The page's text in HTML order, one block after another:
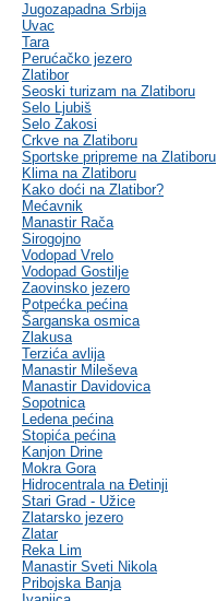
Jugozapadna Srbija
Uvac
Tara
Perućačko jezero
Zlatibor
Seoski turizam na Zlatiboru
Selo Ljubiš
Selo Zakosi
Crkve na Zlatiboru
Sportske pripreme na Zlatiboru
Klima na Zlatiboru
Kako doći na Zlatibor?
Mećavnik
Manastir Rača
Sirogojno
Vodopad Vrelo
Vodopad Gostilje
Zaovinsko jezero
Potpećka pećina
Šarganska osmica
Zlakusa
Terzića avlija
Manastir Mileševa
Manastir Davidovica
Sopotnica
Ledena pećina
Stopića pećina
Kanjon Drine
Mokra Gora
Hidrocentrala na Đetinji
Stari Grad - Užice
Zlatarsko jezero
Zlatar
Reka Lim
Manastir Sveti Nikola
Pribojska Banja